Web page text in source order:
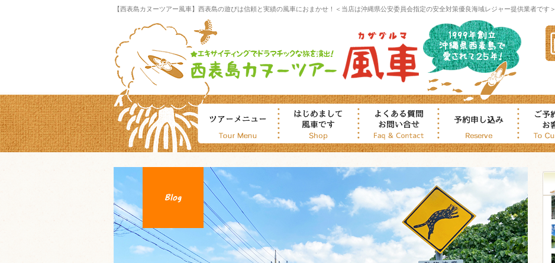
【西表島カヌーツアー風車】西表島の遊びは信頼と実績の風車におまかせ！＜当店は沖縄県公安委員会指定の安全対策優良海域レジャー提供業者です＞